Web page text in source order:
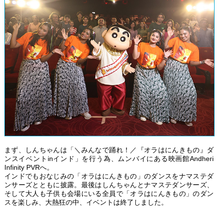
まず、しんちゃんは「＼みんなで踊れ！／『オラはにんきもの』ダ
ンスイベントinインド」を行う為、ムンバイにある映画館Andheri
Infinity PVRへ。
インドでもおなじみの「オラはにんきもの」のダンスをナマステダ
ンサーズとともに披露。最後はしんちゃんとナマステダンサーズ、
そして大人も子供も会場にいる全員で「オラはにんきもの」のダン
スを楽しみ、大熱狂の中、イベントは終了しました。